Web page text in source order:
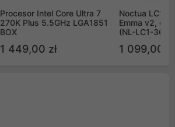
Procesor Intel Core Ultra 7
270K Plus 5.5GHz LGA1851
BOX
1 449,00 zł
Noctua LC1
Emma v2,
(NL-LC1-36)
1 099,00 zł